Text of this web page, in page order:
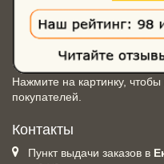
Нажмите на картинку,
покупателей.
Контакты
Пункт выдачи заказов в